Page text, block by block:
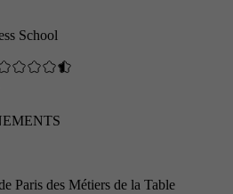
School
Paris des Métiers de la Table